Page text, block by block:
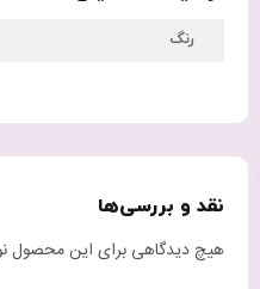
رنگ
نقد و بررسی‌ها
هیچ دیدگاهی برای این محصول